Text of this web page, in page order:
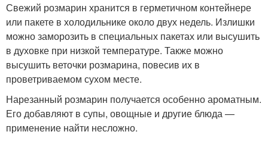
Свежий розмарин хранится в герметичном контейнере
или пакете в холодильнике около двух недель. Излишки
можно заморозить в специальных пакетах или высушить
в духовке при низкой температуре. Также можно
высушить веточки розмарина, повесив их в
проветриваемом сухом месте.
Нарезанный розмарин получается особенно ароматным.
Его добавляют в супы, овощные и другие блюда —
применение найти несложно.